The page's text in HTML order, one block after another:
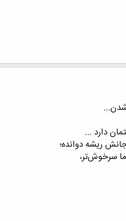
دارد ...
ریشه دوانده؛
سرخوش‌تر،